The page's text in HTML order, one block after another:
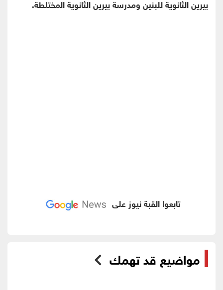
بيرين الثانوية للبنين ومدرسة بيرين الثانوية المختلطة.
تابعوا القبة نيوز على
مواضيع قد تهمك